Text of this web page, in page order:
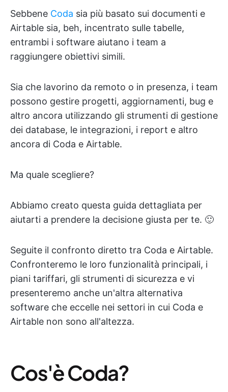
Sebbene Coda sia più basato sui documenti e
Airtable sia, beh, incentrato sulle tabelle,
entrambi i software aiutano i team a
raggiungere obiettivi simili.
Sia che lavorino da remoto o in presenza, i team
possono gestire progetti, aggiornamenti, bug e
altro ancora utilizzando gli strumenti di gestione
dei database, le integrazioni, i report e altro
ancora di Coda e Airtable.
Ma quale scegliere?
Abbiamo creato questa guida dettagliata per
aiutarti a prendere la decisione giusta per te. 🙂
Seguite il confronto diretto tra Coda e Airtable.
Confronteremo le loro funzionalità principali, i
piani tariffari, gli strumenti di sicurezza e vi
presenteremo anche un'altra alternativa
software che eccelle nei settori in cui Coda e
Airtable non sono all'altezza.
Cos'è Coda?